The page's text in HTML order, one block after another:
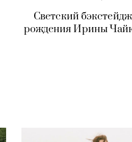
Светский
рождения Ирины